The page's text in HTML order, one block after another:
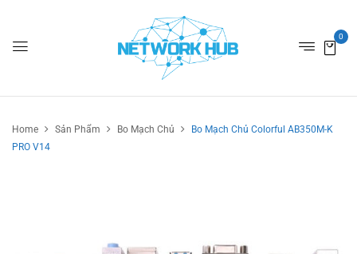
0
Home Sản Phẩm Bo Mạch Chủ
Bo Mạch Chủ Colorful AB350M-K
PRO V14